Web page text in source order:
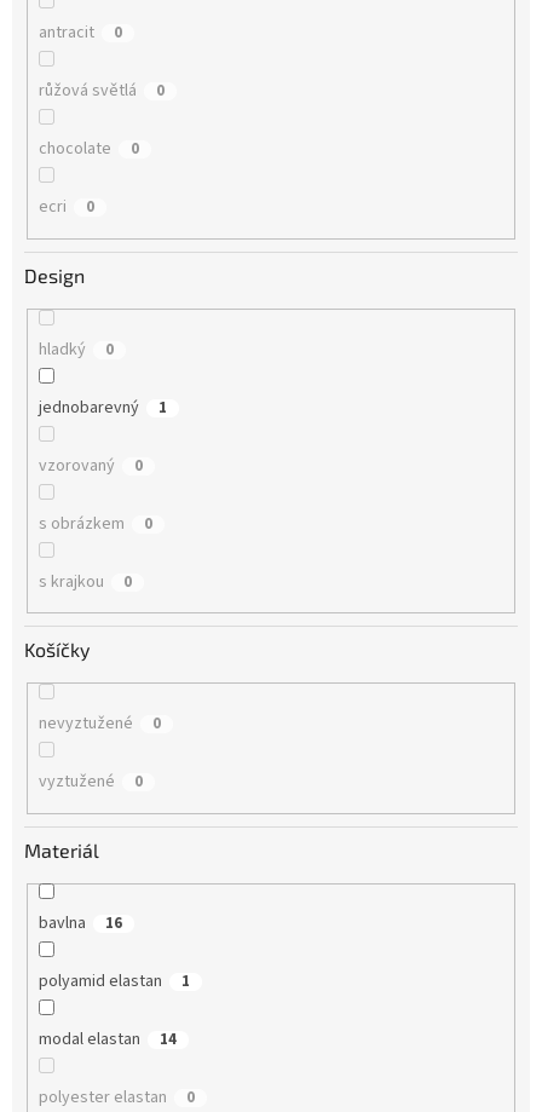
antracit 0
růžová světlá 0
chocolate 0
ecri 0
Design
hladký 0
jednobarevný 1
vzorovaný 0
s obrázkem 0
s krajkou 0
Košíčky
nevyztužené 0
vyztužené 0
Materiál
bavlna 16
polyamid elastan 1
modal elastan 14
polyester elastan 0